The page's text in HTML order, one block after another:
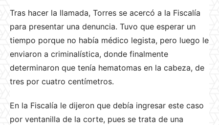
Tras hacer la llamada, Torres se acercó a la Fiscalía
para presentar una denuncia. Tuvo que esperar un
tiempo porque no había médico legista, pero luego le
enviaron a criminalística, donde finalmente
determinaron que tenía hematomas en la cabeza, de
tres por cuatro centímetros.
En la Fiscalía le dijeron que debía ingresar este caso
por ventanilla de la corte, pues se trata de una